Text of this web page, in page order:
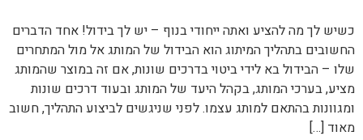
כשיש לך מה להציע ואתה ייחודי בנוף – יש לך בידול! אחד הדברים
החשובים בתהליך המיתוג הוא הבידול של המותג אל מול המתחרים
שלו – הבידול בא לידי ביטוי בדרכים שונות, אם זה במוצר שהמותג
מציע, בערכי המותג, בקהל היעד של המותג ובעוד דרכים שונות
ומגוונות בהתאם למותג עצמו. לפני שניגשים לביצוע התהליך, חשוב
מאוד […]